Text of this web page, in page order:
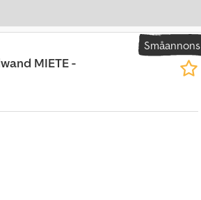
Småannons
MIETE -